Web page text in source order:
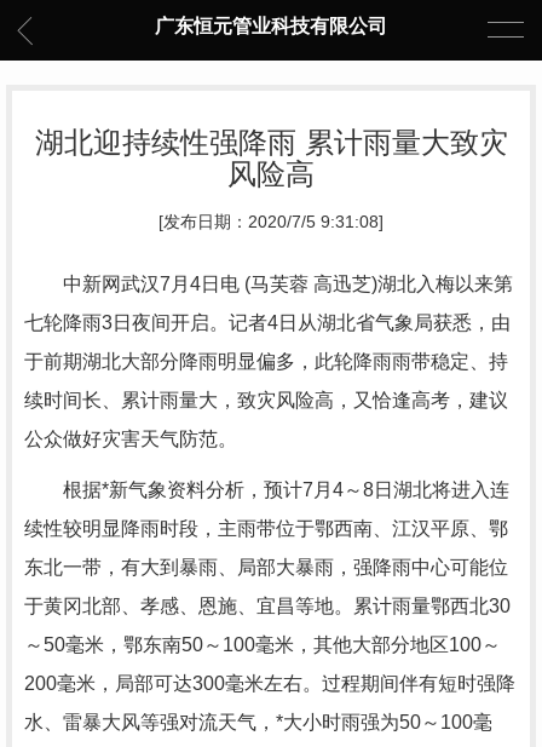
广东恒元管业科技有限公司
湖北迎持续性强降雨 累计雨量大致灾
风险高
[发布日期：2020/7/5 9:31:08]
中新网武汉7月4日电 (马芙蓉 高迅芝)湖北入梅以来第
七轮降雨3日夜间开启。记者4日从湖北省气象局获悉，由
于前期湖北大部分降雨明显偏多，此轮降雨雨带稳定、持
续时间长、累计雨量大，致灾风险高，又恰逢高考，建议
公众做好灾害天气防范。
根据*新气象资料分析，预计7月4～8日湖北将进入连
续性较明显降雨时段，主雨带位于鄂西南、江汉平原、鄂
东北一带，有大到暴雨、局部大暴雨，强降雨中心可能位
于黄冈北部、孝感、恩施、宜昌等地。累计雨量鄂西北30
～50毫米，鄂东南50～100毫米，其他大部分地区100～
200毫米，局部可达300毫米左右。过程期间伴有短时强降
水、雷暴大风等强对流天气，*大小时雨强为50～100毫